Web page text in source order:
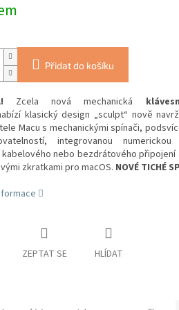
Přidat do košíku
Zcela nová mechanická
klasický design „sculpt“ nově
Macu s mechanickými spínači,
integrovanou
nebo bezdrátového
zkratkami pro macOS. NOVÉ TICHÉ
ZEPTAT SE HLÍDAT